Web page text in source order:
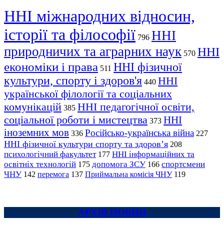
ННІ міжнародних відносин,
історії та філософії 796 ННІ
природничих та аграрних наук 570 ННІ
економіки і права 511 ННІ фізичної
культури, спорту і здоров'я 440 ННІ
української філології та соціальних
комунікацій 385 ННІ педагогічної освіти,
соціальної роботи і мистецтва 373 ННІ
іноземних мов 336 Російсько-українська війна 227
ННІ фізичної культури спорту та здоров’я 208
психологічний факультет 177 ННІ інформаційних та
освітніх технологій 175 допомога ЗСУ 166 спортсмени
ЧНУ 142 перемога 137 Приймальна комісія ЧНУ 119
АРХІВ НОВИН